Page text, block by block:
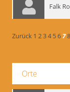
Falk
Zurück 1 234 5678
Orte